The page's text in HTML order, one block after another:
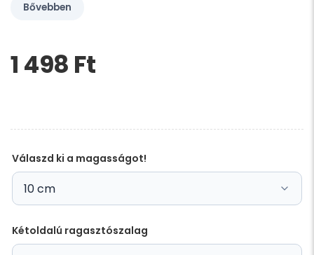
Bővebben
Kérem,
hagyja
1 498 Ft‎
Válaszd ki a magasságot!
Kétoldalú ragasztószalag